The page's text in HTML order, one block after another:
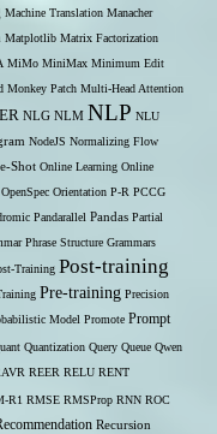
Machine Translation Manacher
Matplotlib Matrix Factorization
MiMo MiniMax Minimum Edit
Monkey Patch Multi-Head Attention
NLG NLM NLP NLU
NodeJS Normalizing Flow
Shot Online Learning Online
OpenSpec Orientation P-R PCCG
Pandarallel Pandas Partial
Phrase Structure Grammars
Training Post-training
Pre-training Precision
Model Promote Prompt
Quantization Query Queue Qwen
REER RELU RENT
R1 RMSE RMSProp RNN ROC
Recursion